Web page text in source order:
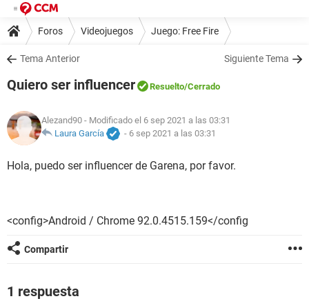
Foros Videojuegos Juego: Free Fire
Tema Anterior Siguiente Tema
Quiero ser influencer Resuelto/Cerrado
Alezand90 - Modificado el 6 sep 2021 a las 03:31
Laura García
- 6 sep 2021 a las 03:31
Hola, puedo ser influencer de Garena, por favor.
<config>Android / Chrome 92.0.4515.159</config
Compartir
1 respuesta